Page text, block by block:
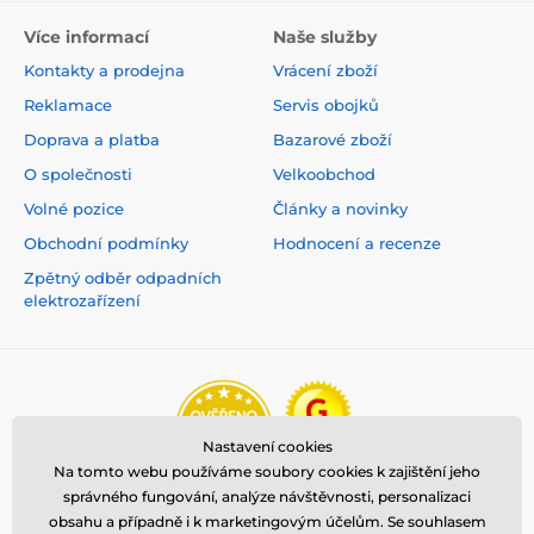
Více informací
Kontakty a prodejna
Reklamace
Doprava a platba
O společnosti
Volné pozice
Obchodní podmínky
Zpětný odběr odpadních
elektrozařízení
Naše služby
Vrácení zboží
Servis obojků
Bazarové zboží
Velkoobchod
Články a novinky
Hodnocení a recenze
Nastavení cookies
Na tomto webu používáme soubory cookies k zajištění jeho
správného fungování, analýze návštěvnosti, personalizaci
obsahu a případně i k marketingovým účelům. Se souhlasem